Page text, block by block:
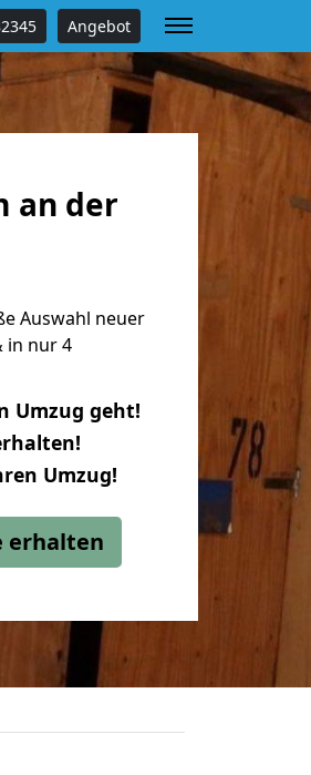
Angebot
an der
Auswahl neuer
in nur 4
Umzug geht!
Umzug!
erhalten